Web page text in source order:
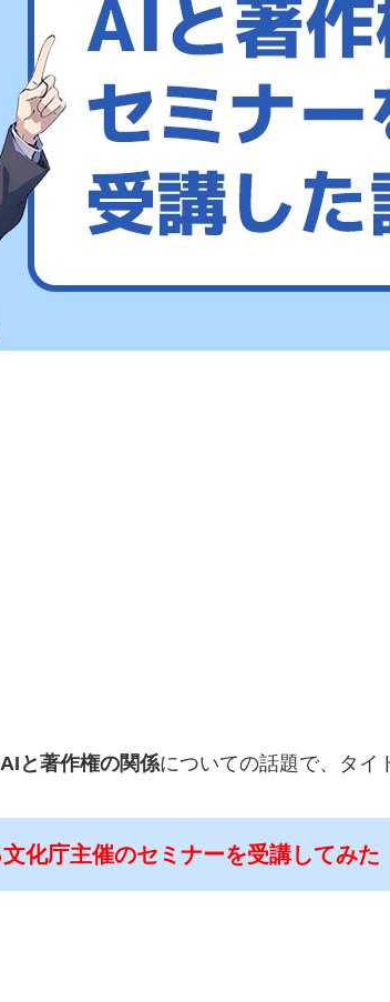
AIと著作権の関係についての話題で、タイ
化庁主催のセミナーを受講してみた